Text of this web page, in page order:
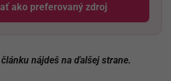
ako preferovaný zdroj
Odzadu, odkaz sa otvorí v
nájdeš na ďalšej strane.